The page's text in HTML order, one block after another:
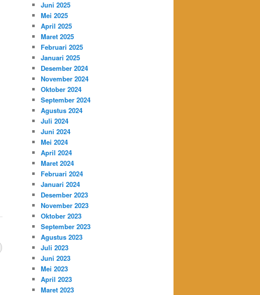
Juni 2025
Mei 2025
April 2025
Maret 2025
Februari 2025
Januari 2025
Desember 2024
November 2024
Oktober 2024
September 2024
Agustus 2024
Juli 2024
Juni 2024
Mei 2024
April 2024
Maret 2024
Februari 2024
Januari 2024
Desember 2023
November 2023
Oktober 2023
September 2023
Agustus 2023
Juli 2023
Juni 2023
Mei 2023
April 2023
Maret 2023